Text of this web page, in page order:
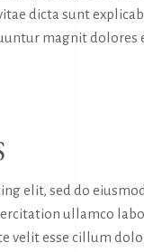
dicta sunt
magnit dolores
elit, sed do
ullamco
velit esse cillum